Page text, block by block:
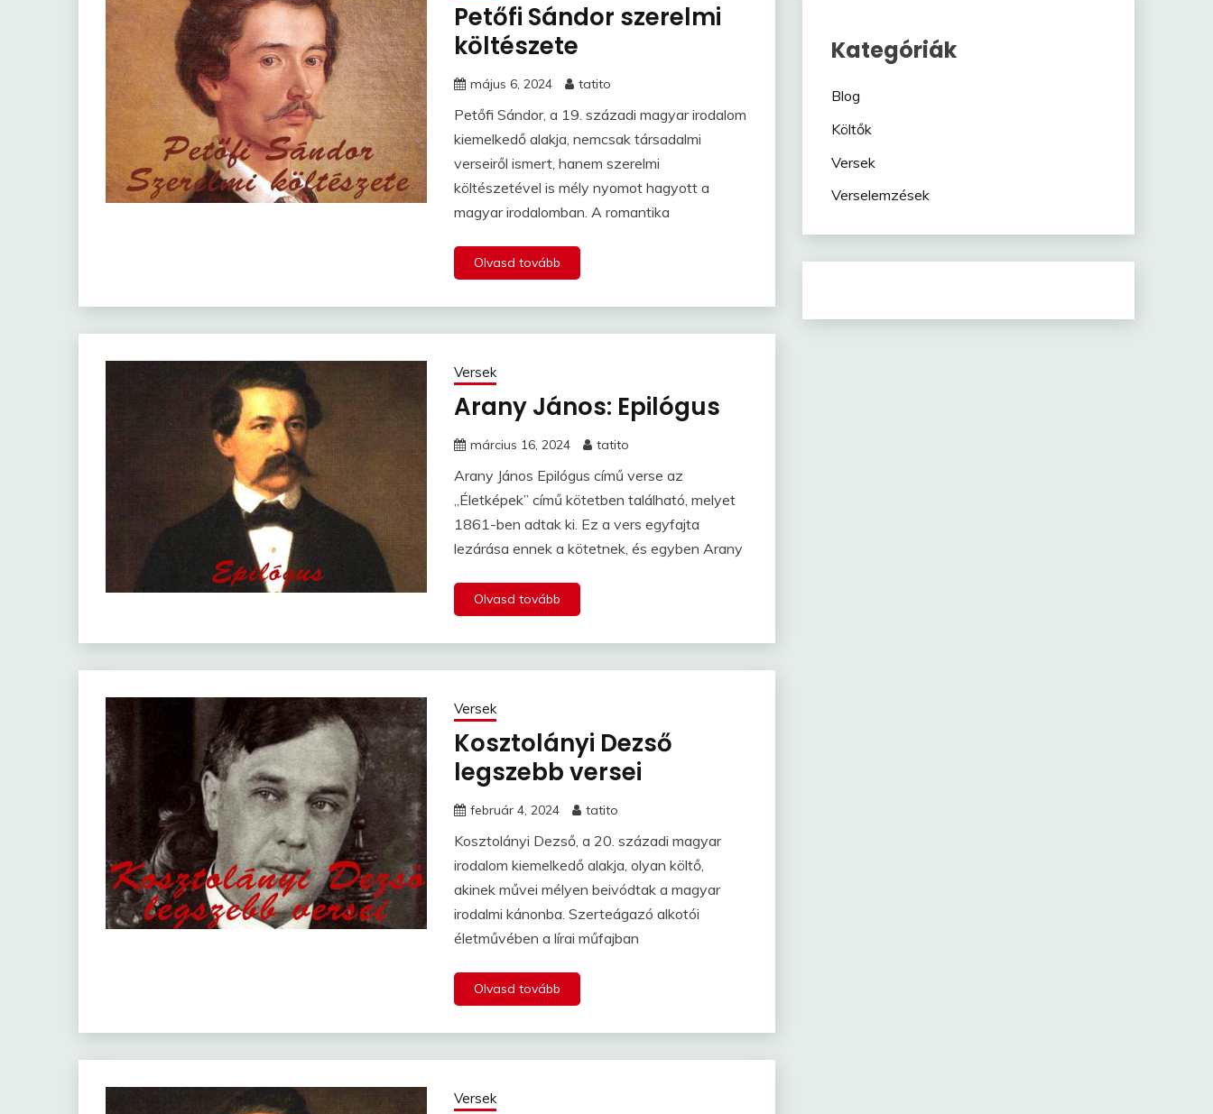
Petőfi Sándor szerelmi
költészete
május 6, 2024 tatito
Petőfi Sándor, a 19. századi magyar irodalom
kiemelkedő alakja, nemcsak társadalmi
verseiről ismert, hanem szerelmi
költészetével is mély nyomot hagyott a
magyar irodalomban. A romantika
Olvasd tovább
Versek
Arany János: Epilógus
március 16, 2024 tatito
Arany János Epilógus című verse az
„Életképek” című kötetben található, melyet
1861-ben adtak ki. Ez a vers egyfajta
lezárása ennek a kötetnek, és egyben Arany
Olvasd tovább
Versek
Kosztolányi Dezső
legszebb versei
február 4, 2024 tatito
Kosztolányi Dezső, a 20. századi magyar
irodalom kiemelkedő alakja, olyan költő,
akinek művei mélyen beivódtak a magyar
irodalmi kánonba. Szerteágazó alkotói
életművében a lírai műfajban
Olvasd tovább
Versek
Kategóriák
Blog
Költők
Versek
Verselemzések